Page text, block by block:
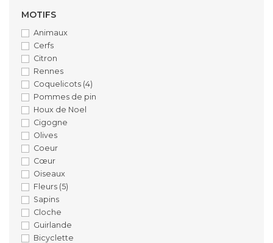
MOTIFS
Animaux
Cerfs
Citron
Rennes
Coquelicots (4)
Pommes de pin
Houx de Noel
Cigogne
Olives
Coeur
Cœur
Oiseaux
Fleurs (5)
Sapins
Cloche
Guirlande
Bicyclette